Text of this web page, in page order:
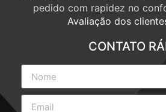
pedido com rapidez no
Avaliação dos
CONTATO